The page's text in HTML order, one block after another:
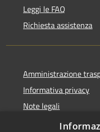
Leggi le FAQ
Richiesta assistenza
Amministrazione
Informativa privacy
Note legali
Dichiarazione di